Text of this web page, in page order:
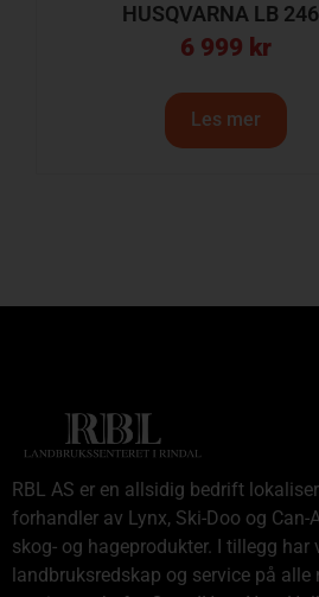
HUSQVARNA LB
6 999 kr
Les mer
RBL AS er en allsidig bedrift
forhandler av Lynx, Ski-Doo og Can-
skog- og hageprodukter. I tillegg har
landbruksredskap og service på